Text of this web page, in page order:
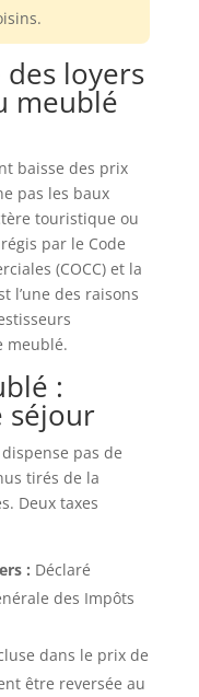
des loyers
meublé
baisse des prix
pas les baux
touristique ou
par le Code
(COCC) et la
l’une des raisons
meublé.
:
séjour
pas de
tirés de la
Deux taxes
: Déclaré
des Impôts
dans le prix de
être reversée au